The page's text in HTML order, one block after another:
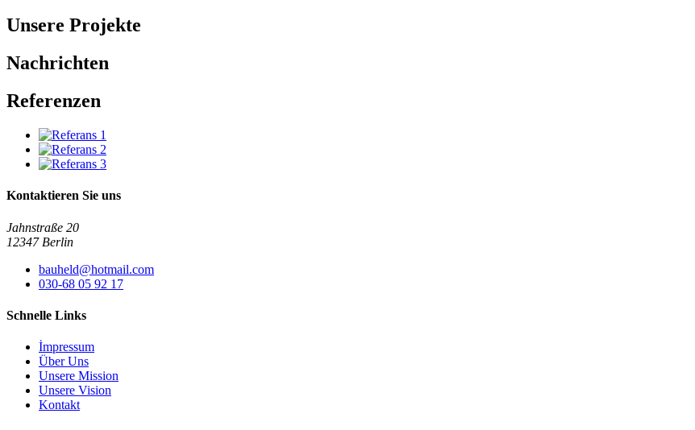
Unsere Projekte
Nachrichten
Referenzen
Kontaktieren Sie uns
Jahnstraße 20
12347 Berlin
bauheld@hotmail.com
030-68 05 92 17
Schnelle Links
İmpressum
Über Uns
Unsere Mission
Unsere Vision
Kontakt